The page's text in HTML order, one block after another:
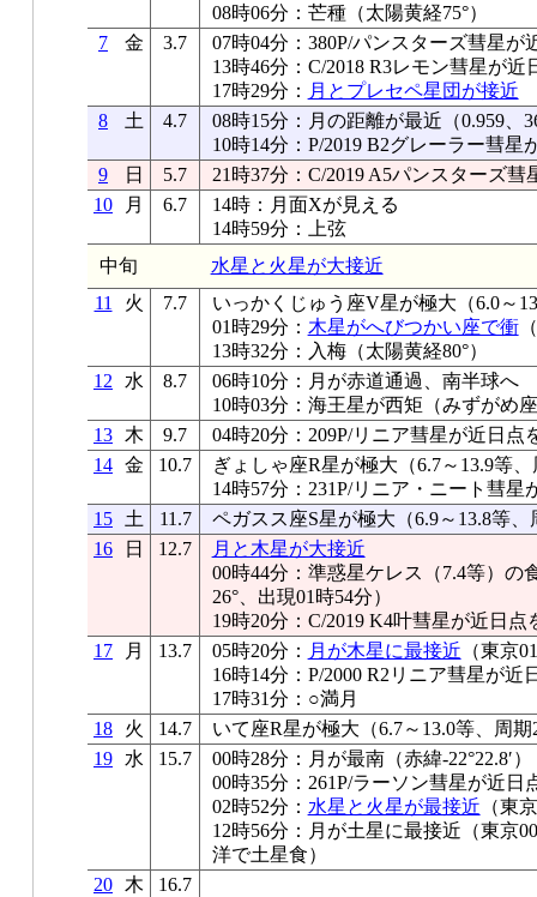
08時06分：芒種（太陽黄経75°）
7
金 3.7
07時04分：380P/パンスターズ彗星が
13時46分：C/2018 R3レモン彗星が近
17時29分： 月とプレセペ星団が接近
8
土 4.7
08時15分：月の距離が最近（0.959、
10時14分：P/2019 B2グレーラー彗
9
日 5.7
21時37分：C/2019 A5パンスターズ
10
月 6.7
14時：月面Xが見える
14時59分：上弦
中旬
水星と火星が大接近
11
火 7.7
いっかくじゅう座V星が極大（6.0～
01時29分： 木星がへびつかい座で衝
13時32分：入梅（太陽黄経80°）
12
水 8.7
06時10分：月が赤道通過、南半球へ
10時03分：海王星が西矩（みずがめ
13
木 9.7
04時20分：209P/リニア彗星が近日点
14 金 10.7
ぎょしゃ座R星が極大（6.7～13.9等
14時57分：231P/リニア・ニート彗
15
土 11.7
ペガスス座S星が極大（6.9～13.8等、
16
日 12.7
月と木星が大接近
00時44分：準惑星ケレス（7.4等）の
26°、出現01時54分）
19時20分：C/2019 K4叶彗星が近日点
17
月 13.7 05時20分： 月が木星に最接近 （東京
16時14分：P/2000 R2リニア彗星が近
17時31分：○満月
18
火 14.7
いて座R星が極大（6.7～13.0等、周期
19
水 15.7
00時28分：月が最南（赤緯-22°22.8′）
00時35分：261P/ラーソン彗星が近日
02時52分： 水星と火星が最接近 （東
12時56分：月が土星に最接近（東京
洋で土星食）
20
木
16.7